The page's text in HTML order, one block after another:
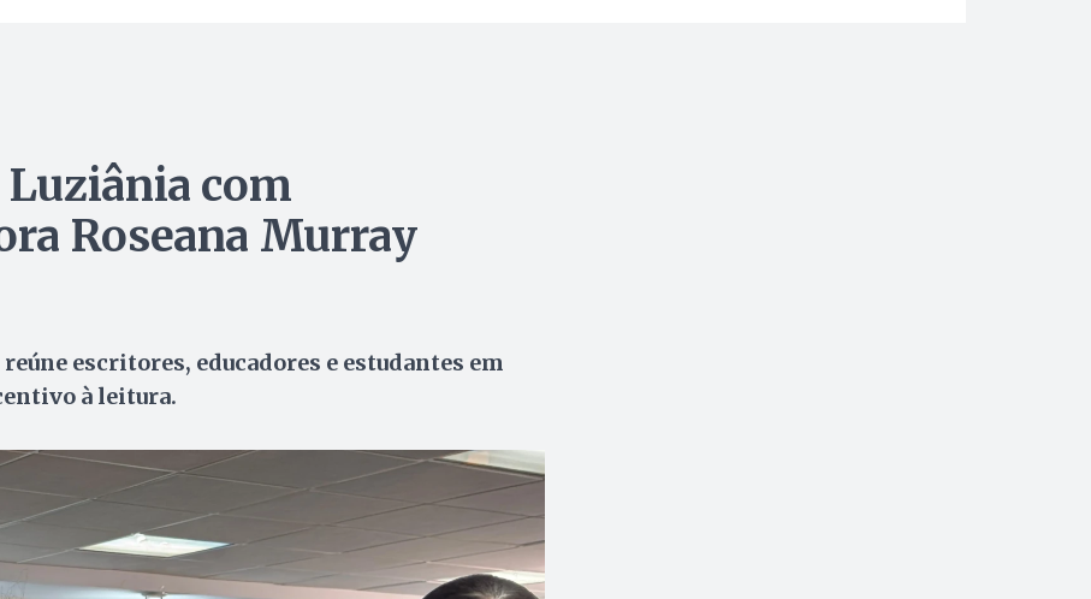
Luziânia com
Roseana Murray
escritores, educadores e estudantes em
à leitura.